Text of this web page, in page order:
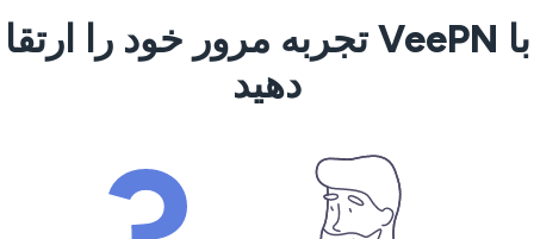
با VeePN تجربه مرور خود را ارتقا
دهید